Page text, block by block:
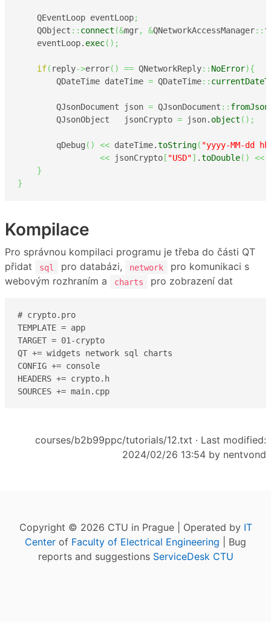
    QEventLoop eventLoop
;
    QObject
:: connect (&mgr, &QNetworkAccessManager::
    eventLoop.
exec( ) ;
if( reply->error( ) == QNetworkReply:: NoError){
        QDateTime dateTime
= QDateTime::
        QJsonDocument json
= QJsonDocument :: fromJson
        QJsonObject   jsonCrypto
= json. object ( ) ;
        qDebug
( ) << dateTime.toString( "yyyy-MM-dd
<< jsonCrypto [ "USD"] .toDouble( ) <<
}
}
Kompilace
Pro správnou kompilaci programu je třeba do části QT
přidat
sql pro databázi, network
pro komunikaci s
webovým rozhraním a
charts pro zobrazení dat
# crypto.pro
TEMPLATE = app
TARGET = 01-crypto
QT += widgets network sql charts
CONFIG += console
HEADERS += crypto.h
SOURCES += main.cpp
courses/b2b99ppc/tutorials/12.txt · Last modified:
2024/02/26 13:54 by nentvond
Copyright © 2026 CTU in Prague | Operated by IT
Center of Faculty of Electrical Engineering | Bug
reports and suggestions ServiceDesk CTU